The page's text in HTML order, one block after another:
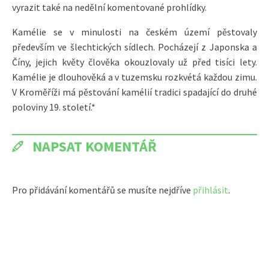
vyrazit také na nedělní komentované prohlídky.
Kamélie se v minulosti na českém území pěstovaly
především ve šlechtických sídlech. Pocházejí z Japonska a
Číny, jejich květy člověka okouzlovaly už před tisíci lety.
Kamélie je dlouhověká a v tuzemsku rozkvétá každou zimu.
V Kroměříži má pěstování kamélií tradici spadající do druhé
poloviny 19. století.*
NAPSAT KOMENTÁŘ
Pro přidávání komentářů se musíte nejdříve přihlásit.